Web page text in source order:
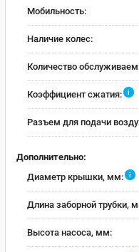
Мобильность:
Наличие колес:
Количество
Коэффициент сжатия: i
Разъем для подачи
Дополнительно:
Диаметр крышки, мм:
i
Длина заборной трубки,
Высота насоса, мм: